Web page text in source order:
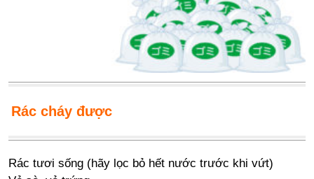
Rác cháy được
Rác tươi sống (hãy lọc bỏ hết nước trước khi vứt)